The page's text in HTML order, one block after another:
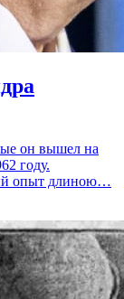
он вышел на
году.
опыт длиною…